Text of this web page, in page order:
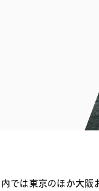
Tech
ライ
ティ
通信
テイン
情報
ト・
医療
自動車
では東京のほか大阪